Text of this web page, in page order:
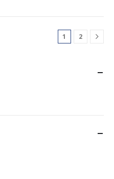
1 2